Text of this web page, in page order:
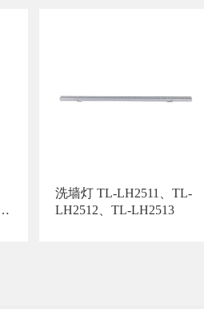
洗墙灯 TL-LH2511、TL-
LH2512、TL-LH2513